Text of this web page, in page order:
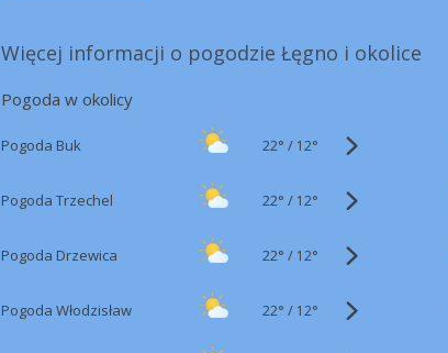
Więcej informacji o pogodzie Łęgno i okolice
Pogoda w okolicy
Pogoda Buk 22° / 12°
Pogoda Trzechel 22° / 12°
Pogoda Drzewica 22° / 12°
Pogoda Włodzisław 22° / 12°